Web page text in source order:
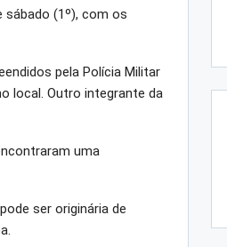
(1º), com os
pela Polícia Militar
local. Outro integrante da
uma
ser originária de